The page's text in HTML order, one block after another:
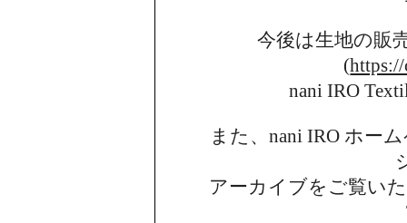
今後は生地の販
(https://
nani IRO
また、nani IRO ホー
アーカイブを ご覧い